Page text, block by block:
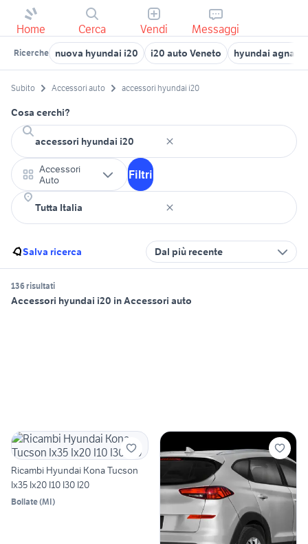
Home Cerca Vendi Messaggi
Ricerche nuova hyundai i20 i20 auto Veneto hyundai agnano
Subito Accessori auto accessori hyundai i20
Cosa cerchi?
Accessori
Auto
Filtri
Salva ricerca Dal più recente
136 risultati
Accessori hyundai i20 in Accessori auto
Ricambi Hyundai Kona Tucson
Ix35 Ix20 I10 I30 I20
Bollate(MI)